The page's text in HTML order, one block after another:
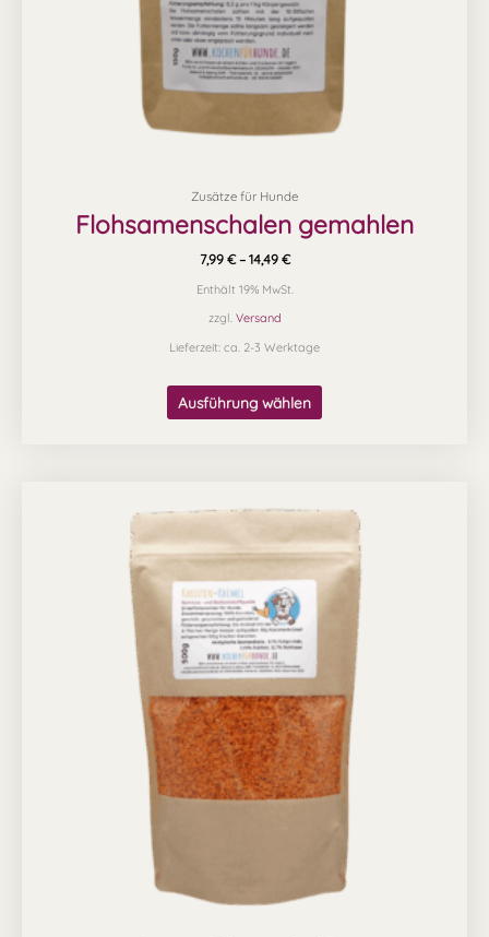
Zusätze für Hunde
Flohsamenschalen gemahlen
7,99 € – 14,49 €
Enthält 19% MwSt.
zzgl. Versand
Lieferzeit: ca. 2-3 Werktage
Ausführung wählen
werden